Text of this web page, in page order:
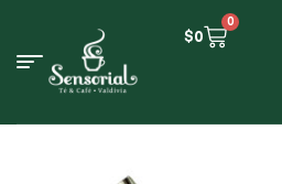
$0
0